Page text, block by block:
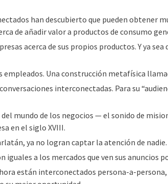
han descubierto que pueden obtener
de añadir valor a productos de consumo
acerca de sus propios productos. Y ya
Una construcción metafísica
interconectadas. Para su
mundo de los negocios — el sonido de
en el siglo XVIII.
ya no logran captar la atención de nadie.
iguales a los mercados que ven sus anuncios
están interconectados persona-a-